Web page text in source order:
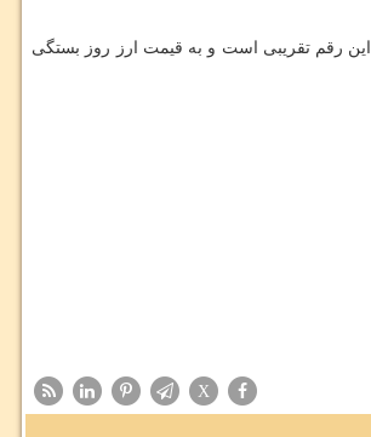
تجهیزات جدید احتیاج داریم که البته این رقم تقریبی است و به قیمت ارز روز بستگی
X